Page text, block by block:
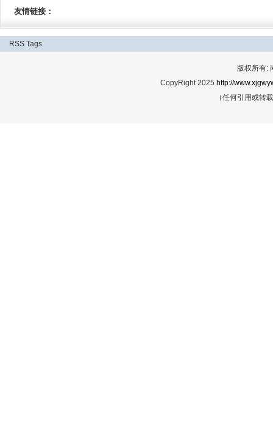
友情链接：
RSS Tags
版权所有:
CopyRight 2025 http://
（任何引用或转